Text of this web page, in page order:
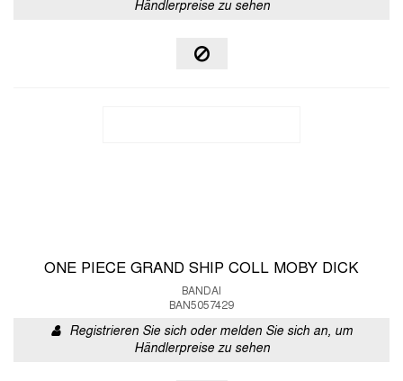
Händlerpreise zu sehen
ONE PIECE GRAND SHIP COLL MOBY DICK
BANDAI
BAN5057429
Registrieren Sie sich oder melden Sie sich an, um
Händlerpreise zu sehen